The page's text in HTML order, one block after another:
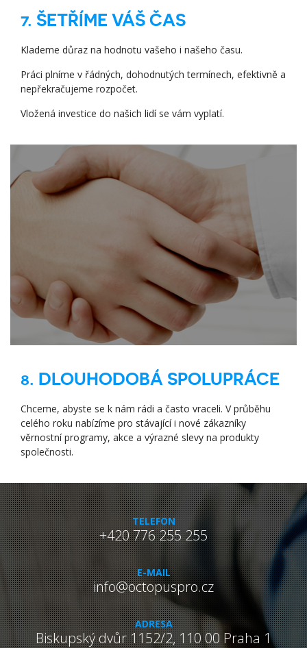
7. ŠETŘÍME VÁŠ ČAS
Klademe důraz na hodnotu vašeho i našeho času.
Práci plníme v řádných, dohodnutých termínech, efektivně a
nepřekračujeme rozpočet.
Vložená investice do našich lidí se vám vyplatí.
8. DLOUHODOBÁ SPOLUPRÁCE
Chceme, abyste se k nám rádi a často vraceli. V průběhu
celého roku nabízíme pro stávající i nové zákazníky
věrnostní programy, akce a výrazné slevy na produkty
společnosti.
TELEFON
+420 776 255 255
E-MAIL
info@octopuspro.cz
ADRESA
Biskupský dvůr 1152/2,110 00 Praha 1